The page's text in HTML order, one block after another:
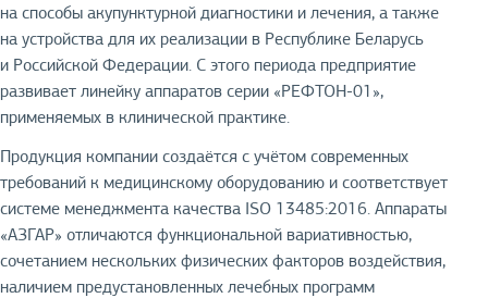
на способы акупунктурной диагностики и лечения, а также
на устройства для их реализации в Республике Беларусь
и Российской Федерации. С этого периода предприятие
развивает линейку аппаратов серии «РЕФТОН-01»,
применяемых в клинической практике.
Продукция компании создаётся с учётом современных
требований к медицинскому оборудованию и соответствует
системе менеджмента качества ISO 13485:2016. Аппараты
«АЗГАР» отличаются функциональной вариативностью,
сочетанием нескольких физических факторов воздействия,
наличием предустановленных лечебных программ